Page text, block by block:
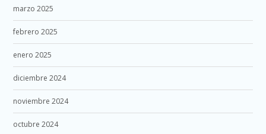
marzo 2025
febrero 2025
enero 2025
diciembre 2024
noviembre 2024
octubre 2024